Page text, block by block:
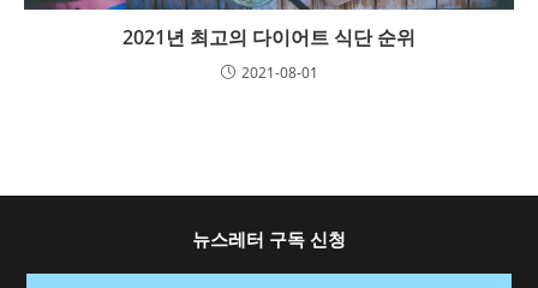
2021년 최고의 다이어트 식단 순위
2021-08-01
뉴스레터 구독 신청